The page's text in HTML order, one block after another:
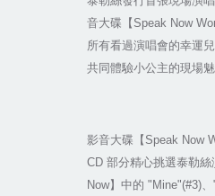
音大碟【 Speak Now
所有看過演唱會的幸運
共同體驗小公主的現場魅
影音大碟【 Speak Now
CD 部分精心挑選泰勒絲
Now】中的 "Mine"(#3)、